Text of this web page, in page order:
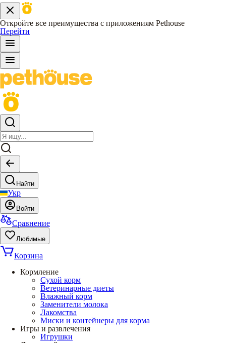
Откройте все преимущества с приложениям Pethouse
Перейти
Найти
Укр
Войти
Сравнение
Любимые
Корзина
Кормление
Сухой корм
Ветеринарные диеты
Влажный корм
Заменители молока
Лакомства
Миски и контейнеры для корма
Игры и развлечения
Игрушки